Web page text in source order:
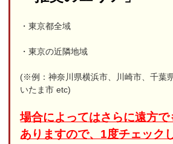
・東京都全域
・東京の近隣地域
(※例：神奈川県横浜市、川崎市、千葉
いたま市 etc)
場合によってはさらに遠方
ありますので、1度チェック